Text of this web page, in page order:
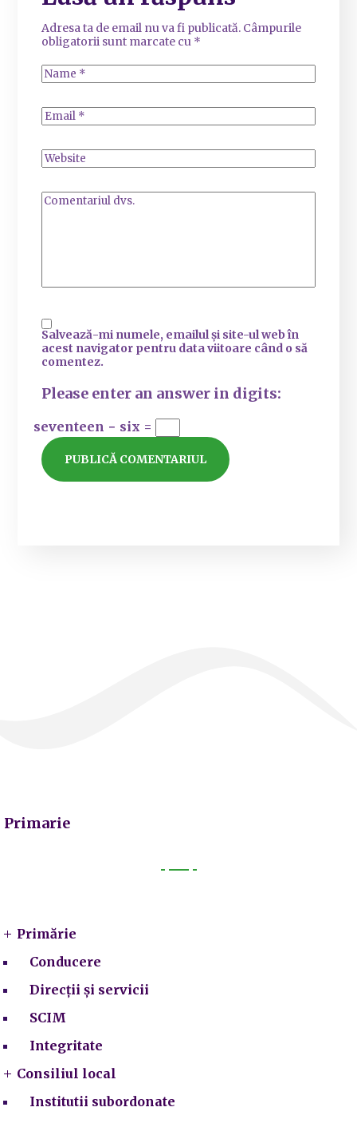
Adresa ta de email nu va fi publicată. Câmpurile
obligatorii sunt marcate cu *
Salvează-mi numele, emailul și site-ul web în
acest navigator pentru data viitoare când o să
comentez.
Please enter an answer in digits:
seventeen − six =
Primarie
Primărie
Conducere
Direcții și servicii
SCIM
Integritate
Consiliul local
Institutii subordonate